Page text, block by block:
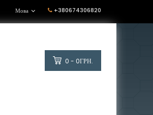
+380674306820
Мова
0 - 0ГРН.